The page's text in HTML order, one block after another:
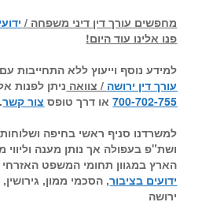
מחפשים עורך דין דיני משפחה /
פנו אלינו עוד היום!
למידע נוסף וייעוץ ללא התחייבות עם
עורך דין ירושה / צוואה ניתן לפנות
700-702-755או דרך טופס צור קשר.
למשרדנו סניף ראשי בחיפה
ושת"פ בעפולה אך נותן מענה
הארץ במגוון תחומי המשפט האזרחי
ידועים בציבור, הסכמי ממון,
ירושה